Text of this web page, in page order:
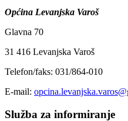
Općina Levanjska Varoš
Glavna 70
31 416 Levanjska Varoš
Telefon/faks: 031/864-010
E-mail:
Služba za informiranje